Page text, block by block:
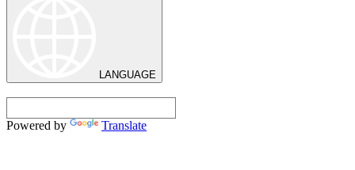
LANGUAGE
Powered by Translate